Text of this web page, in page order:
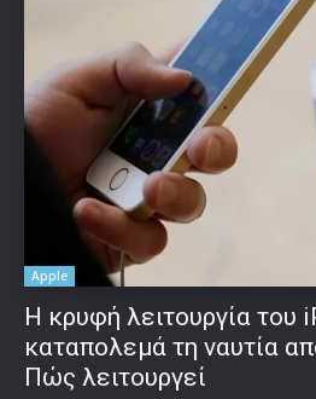
Apple
Η κρυφή λειτουργία του
καταπολεμά τη ναυτία
Πώς λειτουργεί